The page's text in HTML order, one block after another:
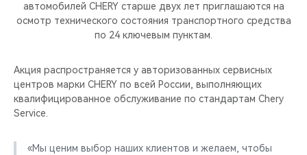
СЕДАНЫ
НОВИНКИ
ПОДДЕРЖКА
CHERY В СОЦСЕТЯХ
БЛАГОТВОРИТЕЛЬНОСТЬ
CHERY REMOTE
CHERY И СПОРТ
автомобилей CHERY старше двух лет приглашаются на
осмотр технического состояния транспортного средства
по 24 ключевым пунктам.
Акция распространяется у авторизованных сервисных
центров марки CHERY по всей России, выполняющих
квалифицированное обслуживание по стандартам Chery
Service.
«Мы ценим выбор наших клиентов и желаем, чтобы